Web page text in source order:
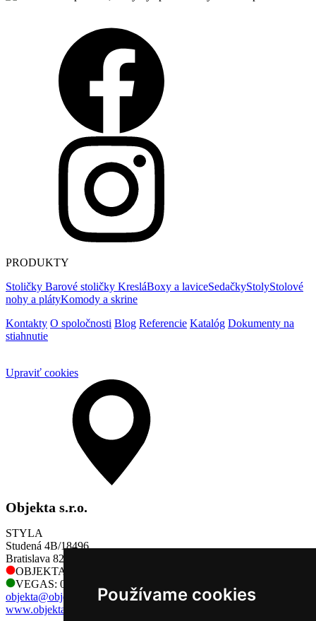
Používame cookies
PRODUKTY
Stoličky Barové stoličky KresláBoxy a laviceSedačkyStolyStolové
nohy a plátyKomody a skrine
Kontakty O spoločnosti Blog Referencie Katalóg Dokumenty na
stiahnutie
Upraviť cookies
Objekta s.r.o.
STYLA
Studená 4B/18496
Bratislava 821 04
OBJEKTA: 0905 730 128
VEGAS: 0905 730 128
objekta@objekta.sk
www.objekta.sk